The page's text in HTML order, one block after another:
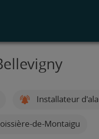
Installateur
de-Montaigu